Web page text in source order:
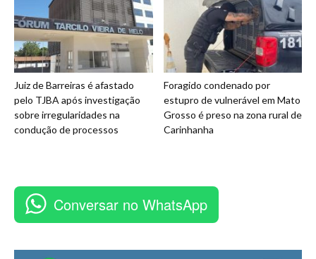
Juiz de Barreiras é afastado
pelo TJBA após investigação
sobre irregularidades na
condução de processos
Foragido condenado por
estupro de vulnerável em Mato
Grosso é preso na zona rural de
Carinhanha
Conversar no WhatsApp